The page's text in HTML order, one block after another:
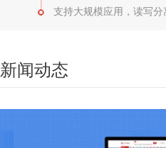
支持大规模应用，读写分
新闻动态